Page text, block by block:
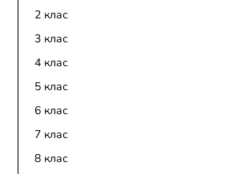
2 клас
3 клас
4 клас
5 клас
6 клас
7 клас
8 клас